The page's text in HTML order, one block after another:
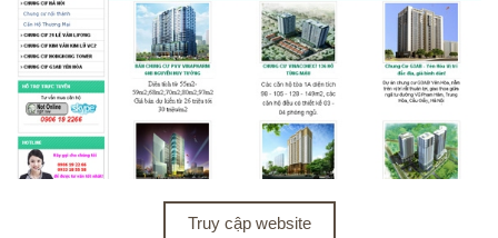
Truy cập website